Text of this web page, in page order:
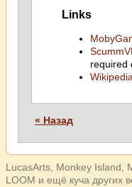
Links
required
« Назад
LucasArts, Monkey Island,
LOOM и ещё куча других